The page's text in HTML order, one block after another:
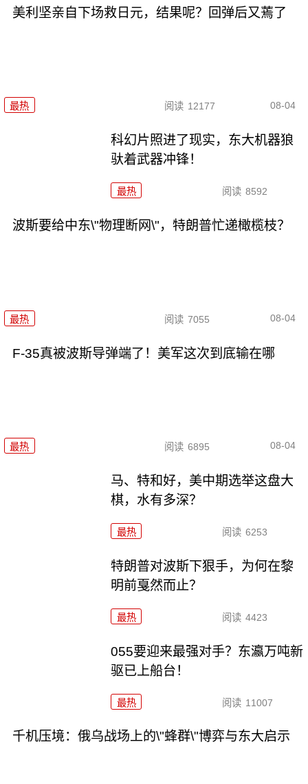
美利坚亲自下场救日元，结果呢？回弹后又蔫了
最热 阅读 12177 08-04
科幻片照进了现实，东大机器狼
驮着武器冲锋！
最热 阅读 8592
波斯要给中东\"物理断网\"，特朗普忙递橄榄枝？
最热 阅读 7055 08-04
F-35真被波斯导弹端了！美军这次到底输在哪
最热 阅读 6895 08-04
马、特和好，美中期选举这盘大
棋，水有多深？
最热 阅读 6253
特朗普对波斯下狠手，为何在黎
明前戛然而止？
最热 阅读 4423
055要迎来最强对手？东瀛万吨新
驱已上船台！
最热 阅读 11007
千机压境：俄乌战场上的\"蜂群\"博弈与东大启示